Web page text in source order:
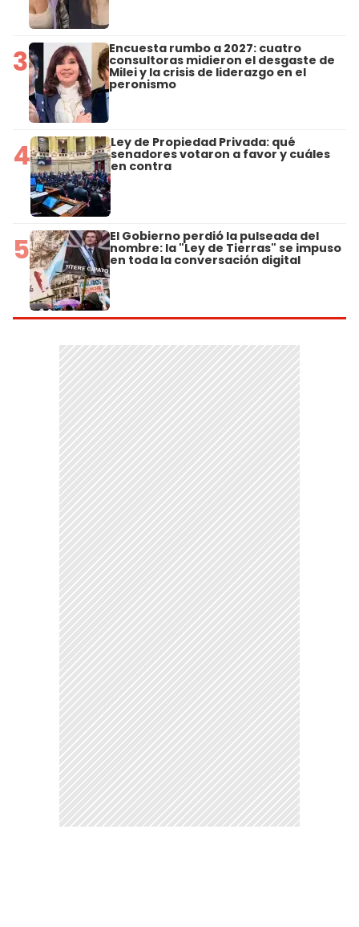
3 Encuesta rumbo a 2027: cuatro
consultoras midieron el desgaste de
Milei y la crisis de liderazgo en el
peronismo
4 Ley de Propiedad Privada: qué
senadores votaron a favor y cuáles
en contra
5 El Gobierno perdió la pulseada del
nombre: la "Ley de Tierras" se impuso
en toda la conversación digital